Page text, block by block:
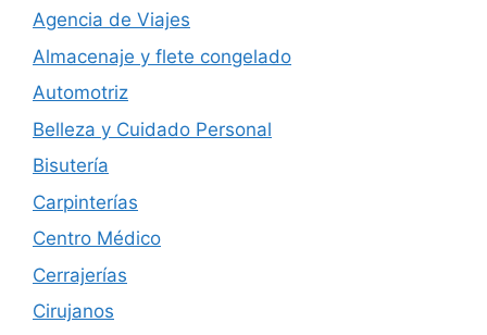
Agencia de Viajes
Almacenaje y flete congelado
Automotriz
Belleza y Cuidado Personal
Bisutería
Carpinterías
Centro Médico
Cerrajerías
Cirujanos